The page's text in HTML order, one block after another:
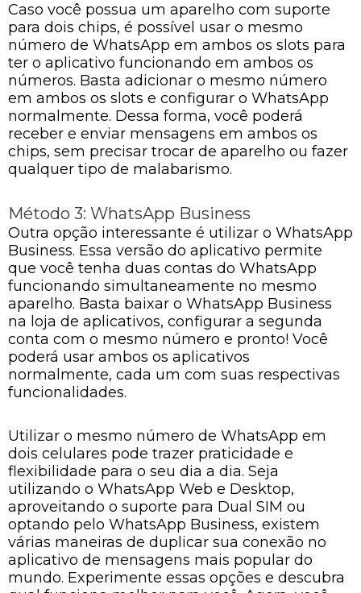
Caso você possua um aparelho com suporte
para dois chips, é possível usar o mesmo
número de WhatsApp em ambos os slots para
ter o aplicativo funcionando em ambos os
números. Basta adicionar o mesmo número
em ambos os slots e configurar o WhatsApp
normalmente. Dessa forma, você poderá
receber e enviar mensagens em ambos os
chips, sem precisar trocar de aparelho ou fazer
qualquer tipo de malabarismo.
Método 3: WhatsApp Business
Outra opção interessante é utilizar o WhatsApp
Business. Essa versão do aplicativo permite
que você tenha duas contas do WhatsApp
funcionando simultaneamente no mesmo
aparelho. Basta baixar o WhatsApp Business
na loja de aplicativos, configurar a segunda
conta com o mesmo número e pronto! Você
poderá usar ambos os aplicativos
normalmente, cada um com suas respectivas
funcionalidades.
Utilizar o mesmo número de WhatsApp em
dois celulares pode trazer praticidade e
flexibilidade para o seu dia a dia. Seja
utilizando o WhatsApp Web e Desktop,
aproveitando o suporte para Dual SIM ou
optando pelo WhatsApp Business, existem
várias maneiras de duplicar sua conexão no
aplicativo de mensagens mais popular do
mundo. Experimente essas opções e descubra